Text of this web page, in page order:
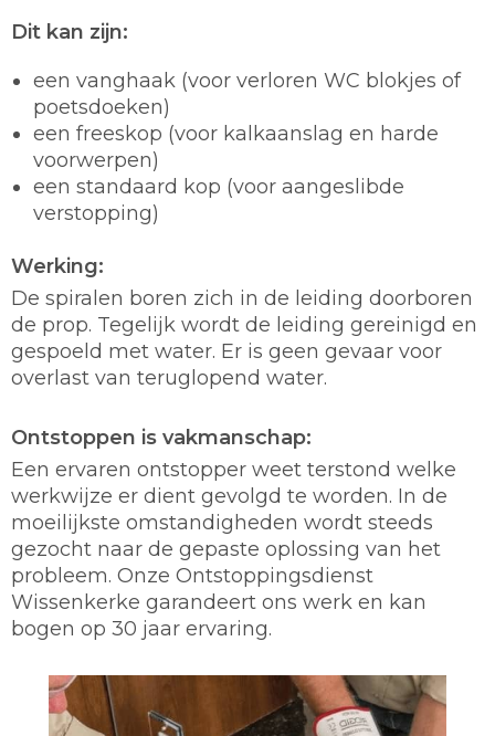
Dit kan zijn:
een vanghaak (voor verloren WC blokjes of
poetsdoeken)
een freeskop (voor kalkaanslag en harde
voorwerpen)
een standaard kop (voor aangeslibde
verstopping)
Werking:
De spiralen boren zich in de leiding doorboren
de prop. Tegelijk wordt de leiding gereinigd en
gespoeld met water. Er is geen gevaar voor
overlast van teruglopend water.
Ontstoppen is vakmanschap:
Een ervaren ontstopper weet terstond welke
werkwijze er dient gevolgd te worden. In de
moeilijkste omstandigheden wordt steeds
gezocht naar de gepaste oplossing van het
probleem. Onze Ontstoppingsdienst
Wissenkerke garandeert ons werk en kan
bogen op 30 jaar ervaring.